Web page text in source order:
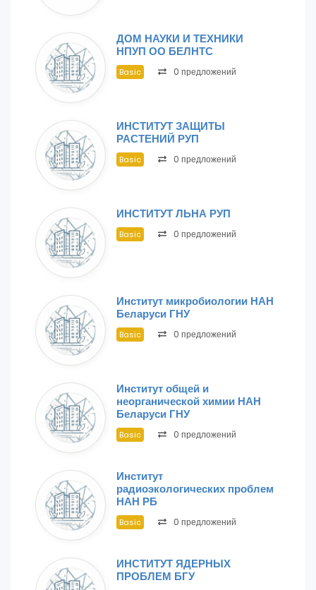
ДОМ НАУКИ И ТЕХНИКИ
НПУП ОО БЕЛНТС
Basic 0 предложений
ИНСТИТУТ ЗАЩИТЫ
РАСТЕНИЙ РУП
Basic 0 предложений
ИНСТИТУТ ЛЬНА РУП
Basic 0 предложений
Институт микробиологии НАН
Беларуси ГНУ
Basic 0 предложений
Институт общей и
неорганической химии НАН
Беларуси ГНУ
Basic 0 предложений
Институт
радиоэкологических проблем
НАН РБ
Basic 0 предложений
ИНСТИТУТ ЯДЕРНЫХ
ПРОБЛЕМ БГУ